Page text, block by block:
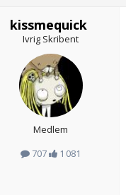
kissmequick
Ivrig Skribent
Medlem
707
1 081